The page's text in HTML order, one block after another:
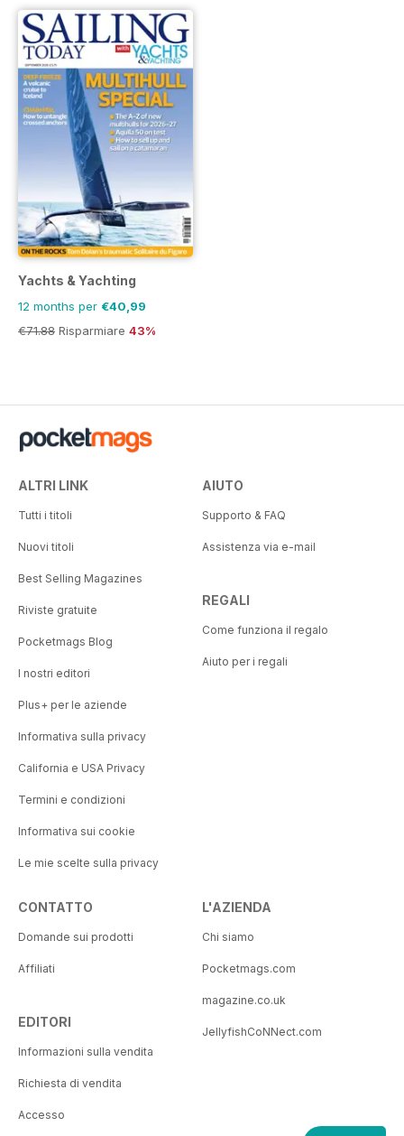
Yachts & Yachting
12 months per €40,99
€71.88 Risparmiare 43%
ALTRI LINK
Tutti i titoli
Nuovi titoli
Best Selling Magazines
Riviste gratuite
Pocketmags Blog
I nostri editori
Plus+ per le aziende
Informativa sulla privacy
California e USA Privacy
Termini e condizioni
Informativa sui cookie
Le mie scelte sulla privacy
AIUTO
Supporto & FAQ
Assistenza via e-mail
REGALI
Come funziona il regalo
Aiuto per i regali
CONTATTO
Domande sui prodotti
Affiliati
EDITORI
Informazioni sulla vendita
Richiesta di vendita
Accesso
L'AZIENDA
Chi siamo
Pocketmags.com
magazine.co.uk
JellyfishCoNNect.com